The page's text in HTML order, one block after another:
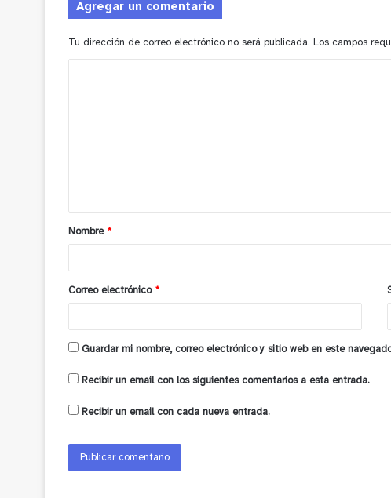
Agregar un comentario
Tu dirección de correo electrónico no será publicada. Los campos
a
r
*
Nombre *
Correo electrónico *
Guardar mi nombre, correo electrónico y sitio web en este
Recibir un email con los siguientes comentarios a esta entrada.
Recibir un email con cada nueva entrada.